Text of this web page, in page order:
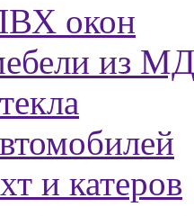
окон
из
и катеров